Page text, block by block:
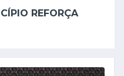
REFORÇA